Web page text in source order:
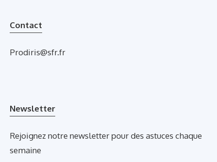
Contact
Prodiris@sfr.fr
Newsletter
Rejoignez notre newsletter pour des astuces chaque
semaine